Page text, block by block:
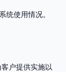
统使用情况。
户提供实施以